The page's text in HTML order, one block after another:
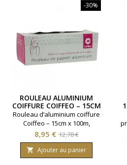
-30%
ROULEAU ALUMINIUM
COIFFURE COIFFEO – 15CM
X 100M – 12 MICRONS
Rouleau d’aluminium coiffure
Coiffeo – 15cm x 100m,
épaisseur 12 microns. Format
professionnel avec boîte
distributrice pour un usage
facile, hygiénique et sécurisé.
Prix
8,95 € Prix
de
base
12,78 €
 Ajouter au panier